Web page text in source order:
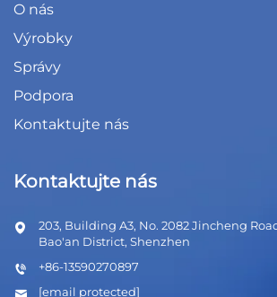
O nás
Výrobky
Správy
Podpora
Kontaktujte nás
Kontaktujte nás
203, Building A3, No. 2082 Jincheng
Bao'an District, Shenzhen
+86-13590270897
[email protected]